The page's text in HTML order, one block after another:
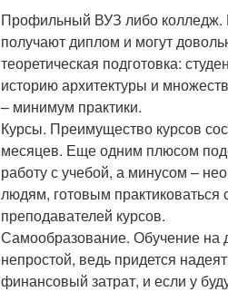
Профильный ВУЗ либо колледж.
получают диплом и могут
теоретическая подготовка:
историю архитектуры и
– минимум практики.
Курсы. Преимущество курсов
месяцев. Еще одним плюсом
работу с учебой, а минусом –
людям, готовым практиковаться
преподавателей курсов.
Самообразование. Обучение на
непростой, ведь придется
финансовый затрат, и если у